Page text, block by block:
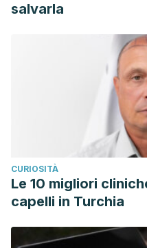
salvarla
CURIOSITÀ
Le 10 migliori
capelli in Turchia